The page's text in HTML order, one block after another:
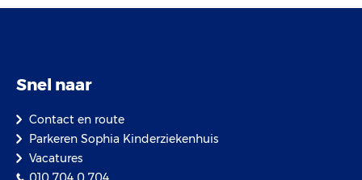
Snel naar
Contact en route
Parkeren Sophia Kinderziekenhuis
Vacatures